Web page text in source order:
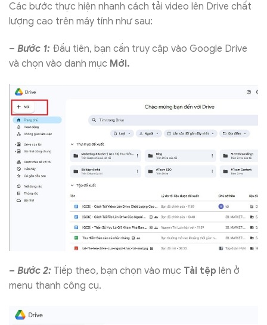
Các bước thực hiện nhanh cách tải video lên Drive chất
lượng cao trên máy tính như sau:
– Bước 1: Đầu tiên, bạn cần truy cập vào Google Drive
và chọn vào danh mục Mới.
– Bước 2: Tiếp theo, bạn chọn vào mục Tải tệp lên ở
menu thanh công cụ.